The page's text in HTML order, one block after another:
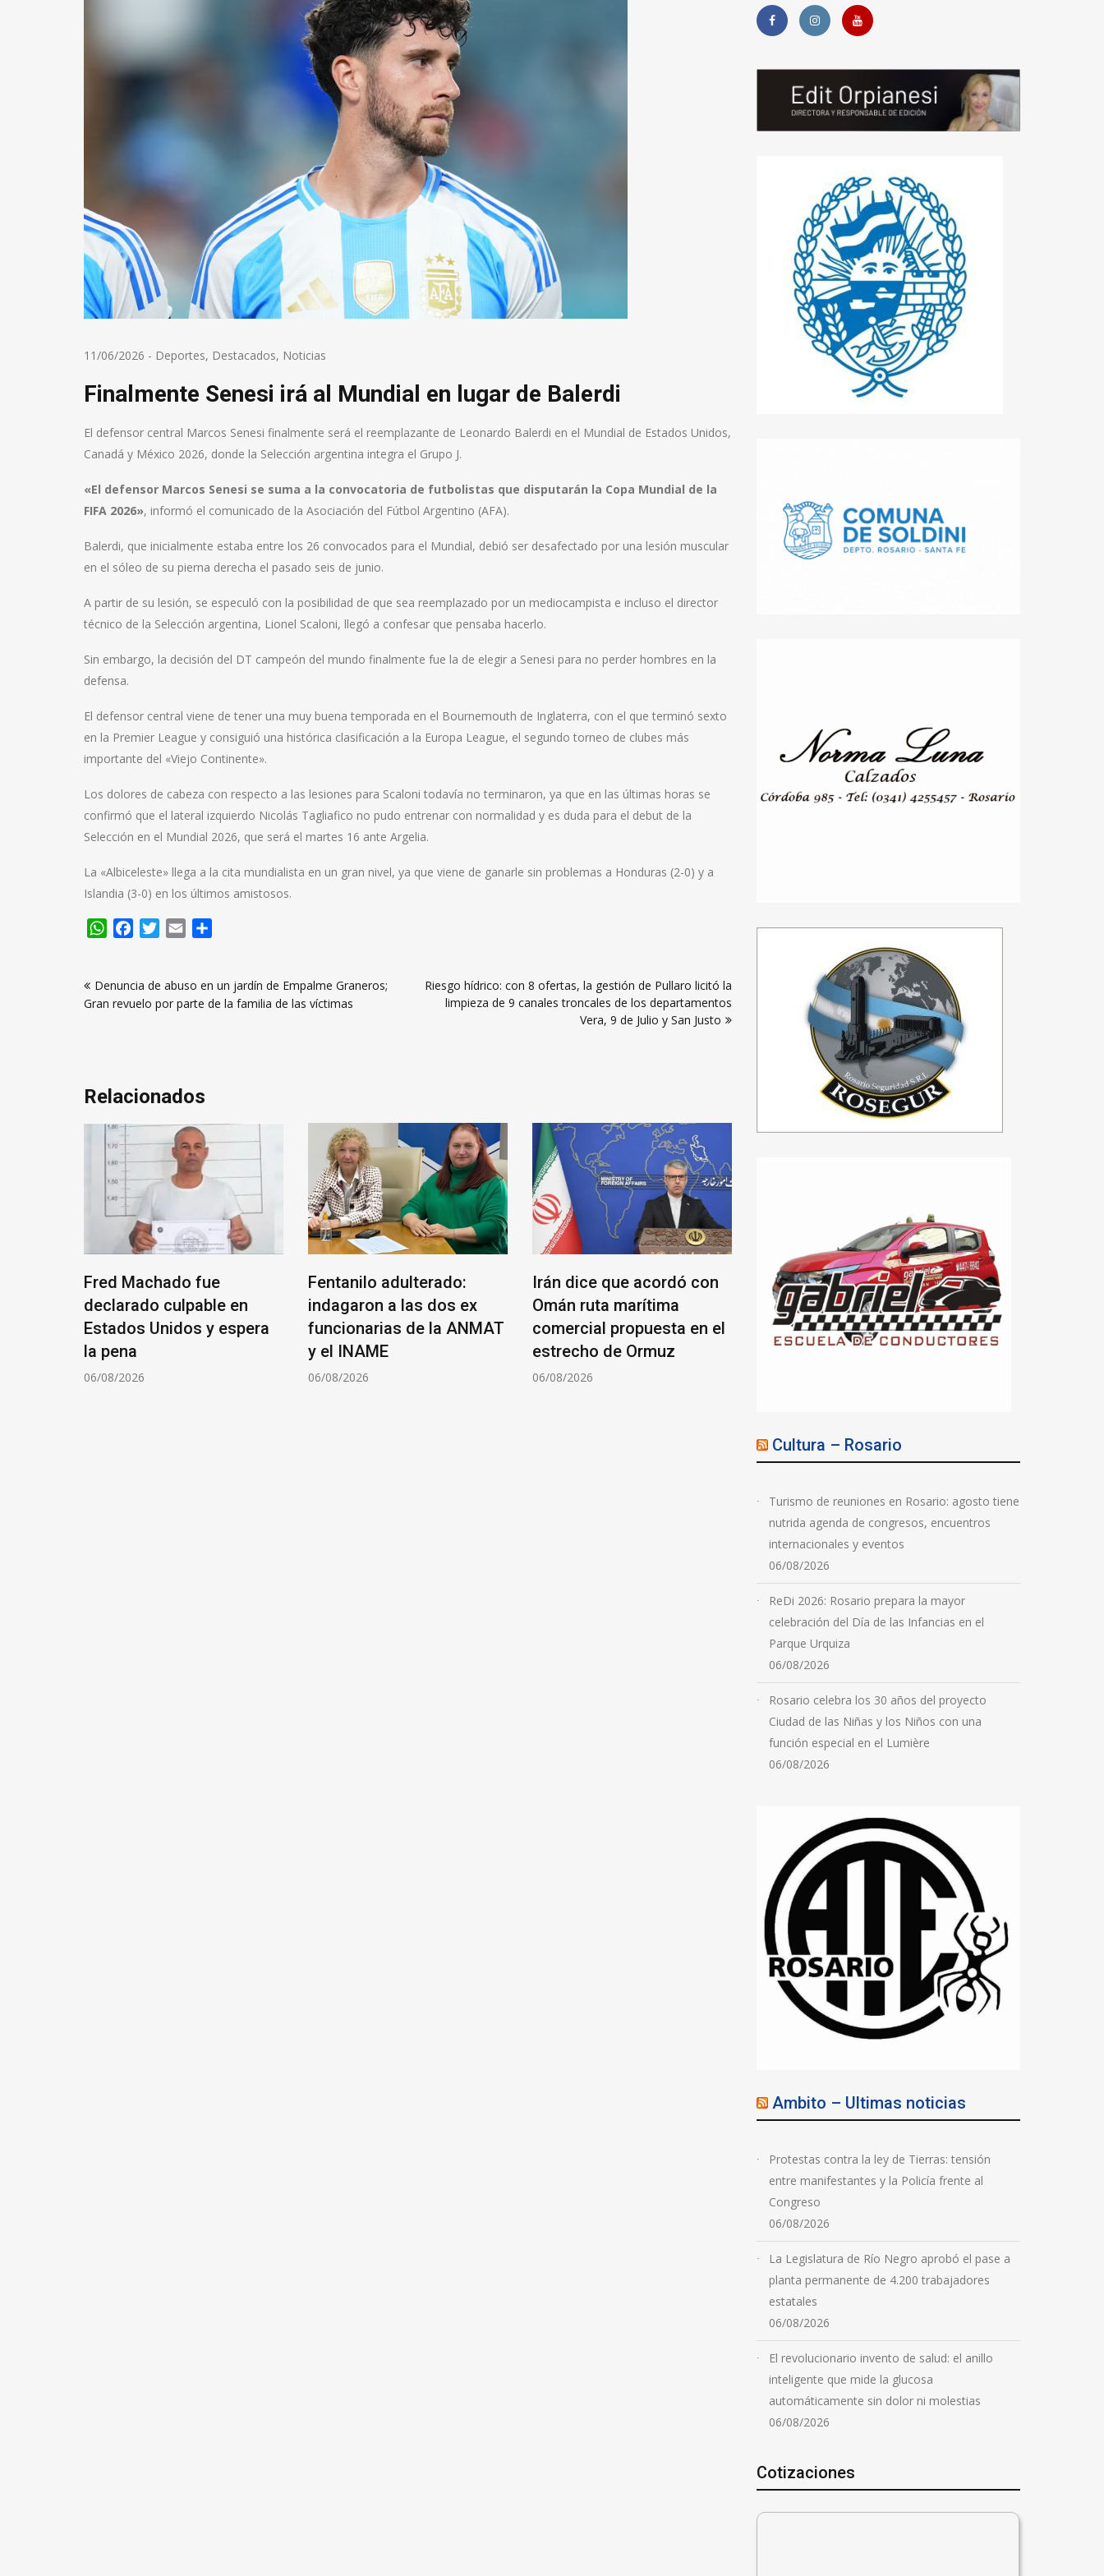
11/06/2026 - Deportes, Destacados, Noticias
Finalmente Senesi irá al Mundial en lugar de Balerdi
El defensor central Marcos Senesi finalmente será el reemplazante de Leonardo Balerdi en el Mundial de Estados Unidos,
Canadá y México 2026, donde la Selección argentina integra el Grupo J.
«El defensor Marcos Senesi se suma a la convocatoria de futbolistas que disputarán la Copa Mundial de la
FIFA 2026», informó el comunicado de la Asociación del Fútbol Argentino (AFA).
Balerdi, que inicialmente estaba entre los 26 convocados para el Mundial, debió ser desafectado por una lesión muscular
en el sóleo de su pierna derecha el pasado seis de junio.
A partir de su lesión, se especuló con la posibilidad de que sea reemplazado por un mediocampista e incluso el director
técnico de la Selección argentina, Lionel Scaloni, llegó a confesar que pensaba hacerlo.
Sin embargo, la decisión del DT campeón del mundo finalmente fue la de elegir a Senesi para no perder hombres en la
defensa.
El defensor central viene de tener una muy buena temporada en el Bournemouth de Inglaterra, con el que terminó sexto
en la Premier League y consiguió una histórica clasificación a la Europa League, el segundo torneo de clubes más
importante del «Viejo Continente».
Los dolores de cabeza con respecto a las lesiones para Scaloni todavía no terminaron, ya que en las últimas horas se
confirmó que el lateral izquierdo Nicolás Tagliafico no pudo entrenar con normalidad y es duda para el debut de la
Selección en el Mundial 2026, que será el martes 16 ante Argelia.
La «Albiceleste» llega a la cita mundialista en un gran nivel, ya que viene de ganarle sin problemas a Honduras (2-0) y a
Islandia (3-0) en los últimos amistosos.
WhatsApp
FacebookTwitter
Email
deDenuncia de abuso en un jardín de Empalme Graneros;
Gran revuelo por parte de la familia de las víctimas
Riesgo hídrico: con 8 ofertas, la gestión de Pullaro licitó la
limpieza de 9 canales troncales de los departamentos
Vera, 9 de Julio y San Justo
Relacionados
Fred Machado fue
declarado culpable en
Estados Unidos y espera
la pena
06/08/2026
Fentanilo adulterado:
indagaron a las dos ex
funcionarias de la ANMAT
y el INAME
06/08/2026
Irán dice que acordó con
Omán ruta marítima
comercial propuesta en el
estrecho de Ormuz
06/08/2026
La Provincia tomó
posesión de un edificio
decomisado en una causa
por estafa inmobiliaria en
Cultura – Rosario
Turismo de reuniones en Rosario: agosto tiene
nutrida agenda de congresos, encuentros
internacionales y eventos
06/08/2026
ReDi 2026: Rosario prepara la mayor
celebración del Día de las Infancias en el
Parque Urquiza
06/08/2026
Rosario celebra los 30 años del proyecto
Ciudad de las Niñas y los Niños con una
función especial en el Lumière
06/08/2026
Ambito – Ultimas noticias
Protestas contra la ley de Tierras: tensión
entre manifestantes y la Policía frente al
Congreso
06/08/2026
La Legislatura de Río Negro aprobó el pase a
planta permanente de 4.200 trabajadores
estatales
06/08/2026
El revolucionario invento de salud: el anillo
inteligente que mide la glucosa
automáticamente sin dolor ni molestias
06/08/2026
Cotizaciones